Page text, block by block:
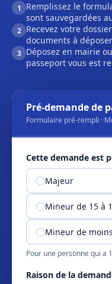
1
Remplissez le
sont sauvegardées
2 Recevez votre
documents à
3 Déposez en mairie
passeport vous est
Pré-demande de
Formulaire pré-rempli ·
Cette demande est
Majeur
Mineur de 15 à
Mineur de
Pour une personne qui a
Raison de la